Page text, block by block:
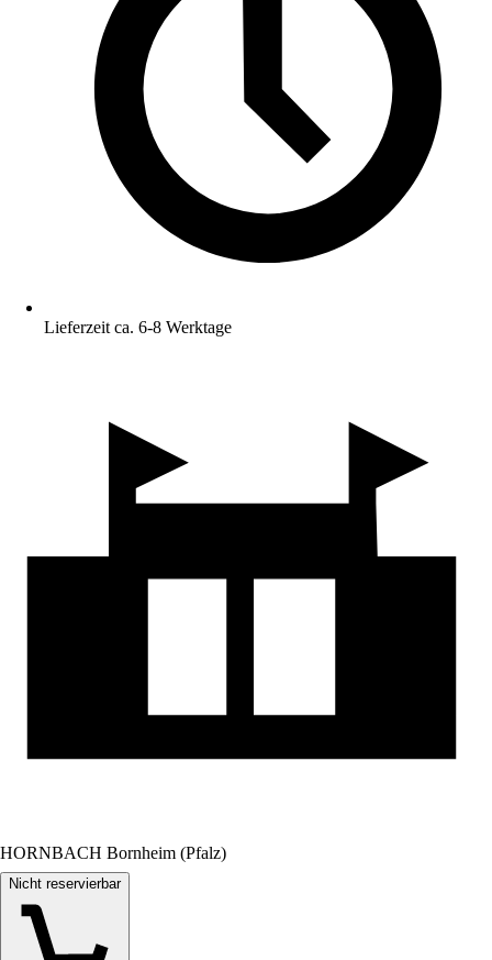
Lieferzeit ca. 6-8 Werktage
HORNBACH Bornheim (Pfalz)
Nicht reservierbar